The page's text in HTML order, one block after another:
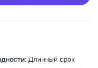
Длинный срок